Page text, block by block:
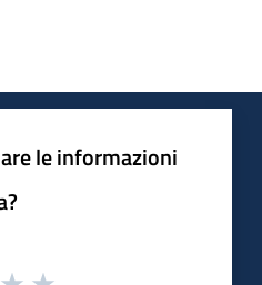
le informazioni